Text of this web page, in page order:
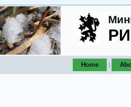
Home